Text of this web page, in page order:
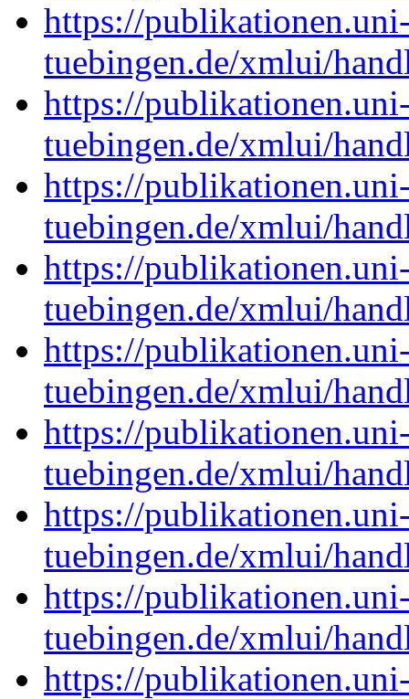
https://
tuebingen.de/xmlui/
https://
tuebingen.de/xmlui/
https://
tuebingen.de/xmlui/
https://
tuebingen.de/xmlui/
https://
tuebingen.de/xmlui/
https://
tuebingen.de/xmlui/
https://
tuebingen.de/xmlui/
https://
tuebingen.de/xmlui/
https://